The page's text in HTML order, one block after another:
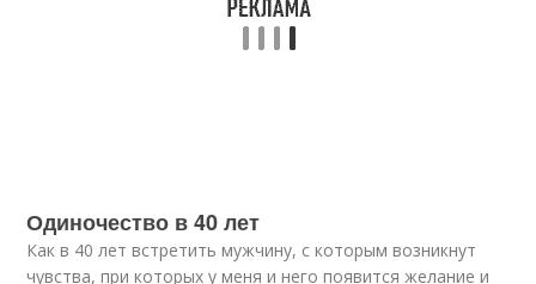
Одиночество в 40 лет
Как в 40 лет встретить мужчину, с которым возникнут
чувства, при которых у меня и него появится желание и